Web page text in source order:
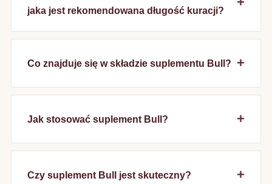
jaka jest rekomendowana długość kuracji?
Co znajduje się w składzie suplementu Bull?
Jak stosować suplement Bull?
Czy suplement Bull jest skuteczny?